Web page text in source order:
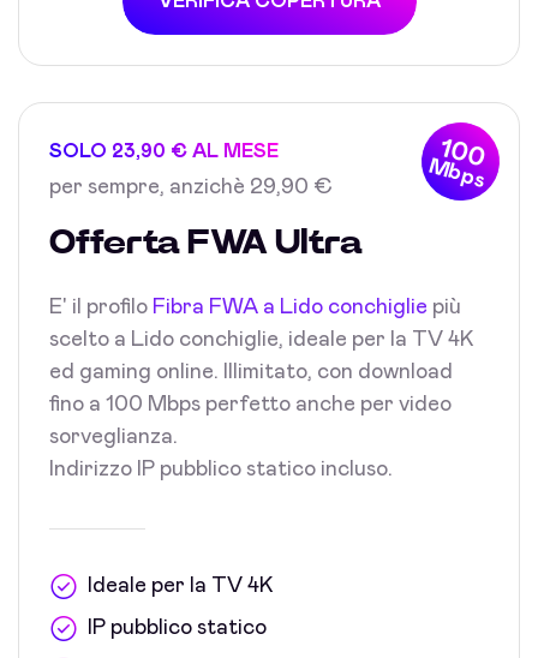
100
Mbps
SOLO 23,90 € AL MESE
per sempre, anzichè 29,90 €
Offerta FWA Ultra
E' il profilo Fibra FWA a Lido conchiglie più
scelto a Lido conchiglie, ideale per la TV 4K
ed gaming online. Illimitato, con download
fino a 100 Mbps perfetto anche per video
sorveglianza.
Indirizzo IP pubblico statico incluso.
Ideale per la TV 4K
IP pubblico statico